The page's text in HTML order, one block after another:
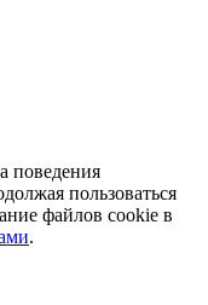
поведения
пользоваться
файлов cookie в
.